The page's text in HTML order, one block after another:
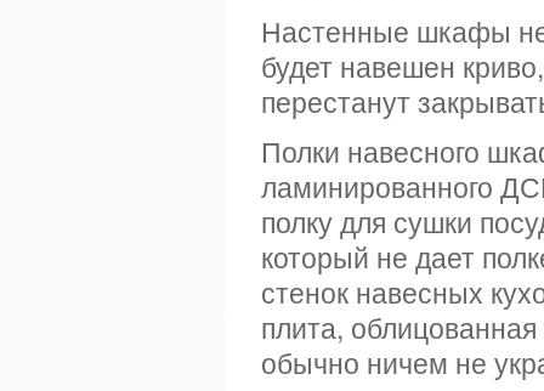
Настенные шкафы
будет навешен
перестанут
Полки навесного
ламинированного
полку для сушки
который не дает
стенок навесных
плита,
обычно ничем не